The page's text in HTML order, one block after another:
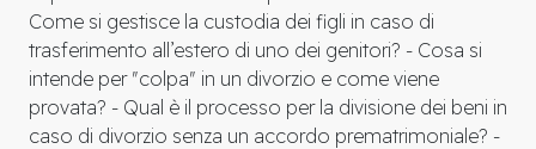
Come si gestisce la custodia dei figli in caso di
trasferimento all’estero di uno dei genitori? - Cosa si
intende per "colpa" in un divorzio e come viene
provata? - Qual è il processo per la divisione dei beni in
caso di divorzio senza un accordo prematrimoniale? -